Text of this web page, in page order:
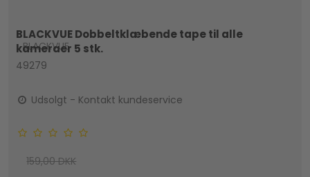
BLACKVUE Dobbeltklæbende tape til alle
kameraer 5 stk.
BLACKVUE
49279
Udsolgt - Kontakt kundeservice
159,00 DKK